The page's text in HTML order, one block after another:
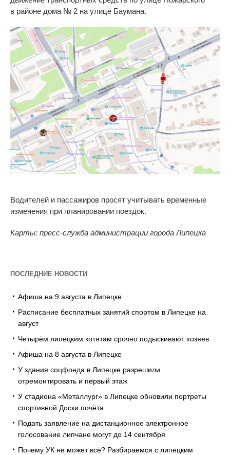
в районе дома № 2 на улице Баумана.
Водителей и пассажиров просят учитывать временные
изменения при планировании поездок.
Карты: пресс-служба администрации города Липецка
ПОСЛЕДНИЕ НОВОСТИ
Афиша на 9 августа в Липецке
Расписание бесплатных занятий спортом в Липецке на
август
Четырём липецким котятам срочно подыскивают хозяев
Афиша на 8 августа в Липецке
У здания соцфонда в Липецке разрешили
отремонтировать и первый этаж
У стадиона «Металлург» в Липецке обновили портреты
спортивной Доски почёта
Подать заявление на дистанционное электронное
голосование липчане могут до 14 сентября
Почему УК не может всё? Разбираемся с липецким